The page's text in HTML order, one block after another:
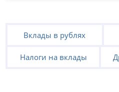
Вклады в рублях
Налоги на вклады